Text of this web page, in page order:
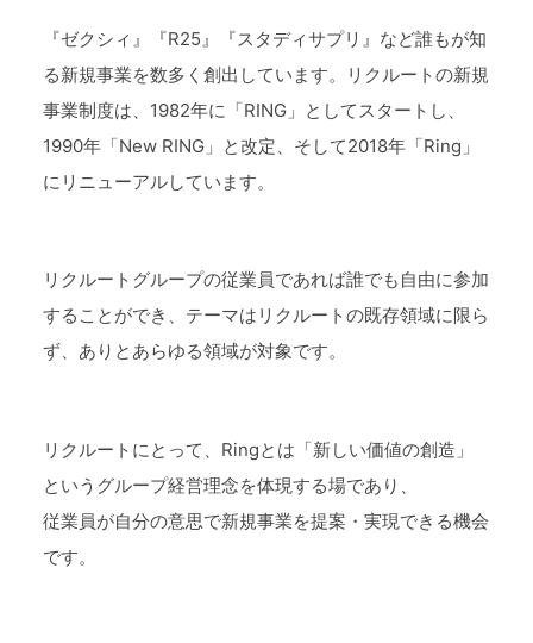
『ゼクシィ』『R25』『スタディサプリ』など誰もが知
る新規事業を数多く創出しています。リクルートの新規
事業制度は、1982年に「RING」としてスタートし、
1990年「New RING」と改定、そして2018年「Ring」
にリニューアルしています。
リクルートグループの従業員であれば誰でも自由に参加
することができ、テーマはリクルートの既存領域に限ら
ず、ありとあらゆる領域が対象です。
リクルートにとって、Ringとは「新しい価値の創造」
というグループ経営理念を体現する場であり、
従業員が自分の意思で新規事業を提案・実現できる機会
です。